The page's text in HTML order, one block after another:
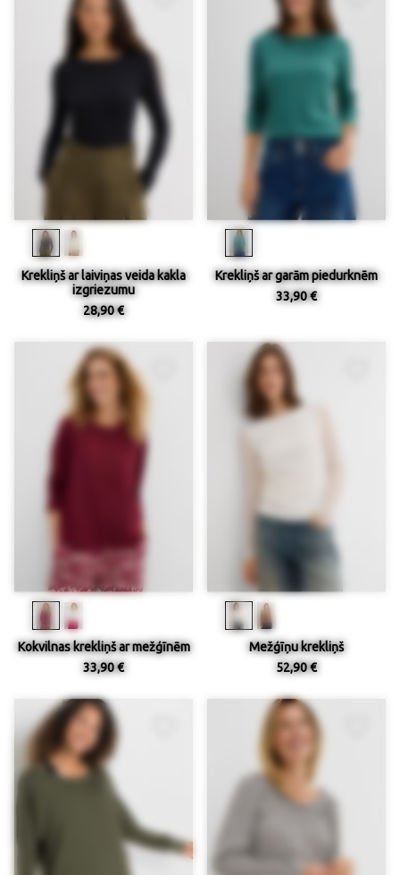
Krekliņš ar laiviņas veida kakla
izgriezumu
28,90 €
Krekliņš ar garām piedurknēm
33,90 €
Kokvilnas krekliņš ar mežģīnēm
33,90 €
Mežģīņu krekliņš
52,90 €